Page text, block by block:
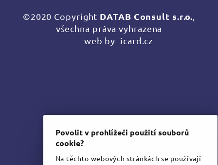
Povolit v prohlížeči použití souborů
cookie?
Na těchto webových stránkách se používají
©2020 Copyright DATAB Consult s.r.o.,
všechna práva vyhrazena
web by icard.cz